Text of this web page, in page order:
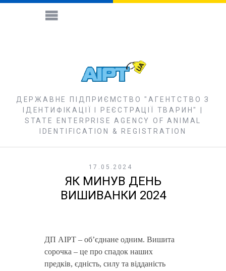
ДЕРЖАВНЕ ПІДПРИЄМСТВО "АГЕНТСТВО З
ІДЕНТИФІКАЦІЇ І РЕЄСТРАЦІЇ ТВАРИН" |
STATE ENTERPRISE AGENCY OF ANIMAL
IDENTIFICATION & REGISTRATION
17.05.2024
ЯК МИНУВ ДЕНЬ
ВИШИВАНКИ 2024
ДП АІРТ – обʼєднане одним. Вишита
сорочка – це про спадок наших
предків, єдність, силу та відданість